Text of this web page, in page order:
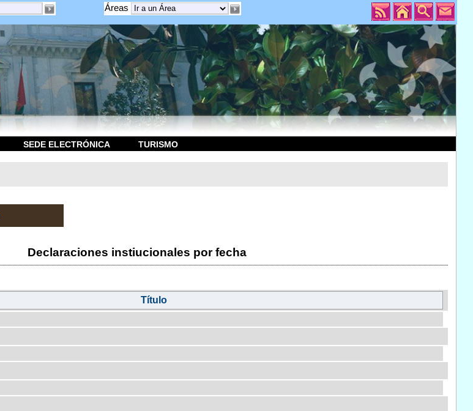
Áreas
SEDE ELECTRÓNICA TURISMO
Declaraciones instiucionales por fecha
Título